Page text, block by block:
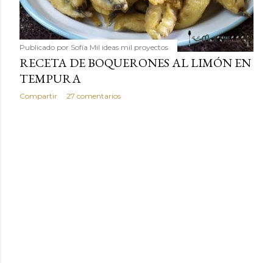
Publicado por Sofía Mil ideas mil proyectos
RECETA DE BOQUERONES AL LIMÓN EN
TEMPURA
Compartir 27 comentarios